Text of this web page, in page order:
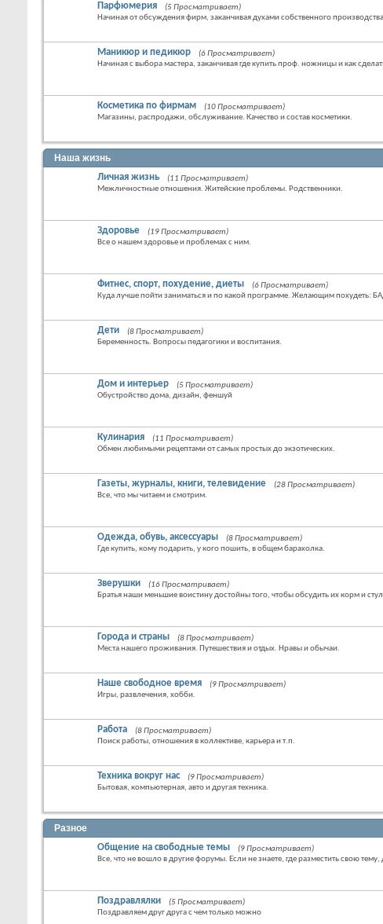
Парфюмерия
(5 Просматривает)
Начиная от обсуждения фирм, заканчивая духами собственного
Маникюр и педикюр
(6 Просматривает)
Начиная с выбора мастера, заканчивая где купить проф. ножницы и как
Косметика по фирмам
(10 Просматривает)
Магазины, распродажи, обслуживание. Качество и состав косметики.
Наша жизнь
Личная жизнь
(11 Просматривает)
Межличностные отношения. Житейские проблемы. Родственники.
Здоровье
(19 Просматривает)
Все о нашем здоровье и проблемах с ним.
Фитнес, спорт, похудение, диеты
(6 Просматривает)
Куда лучше пойти заниматься и по какой программе. Желающим похудеть:
Дети
(8 Просматривает)
Беременность. Вопросы педагогики и воспитания.
Дом и интерьер
(5 Просматривает)
Обустройство дома, дизайн, феншуй
Кулинария
(11 Просматривает)
Обмен любимыми рецептами от самых простых до экзотических.
Газеты, журналы, книги, телевидение
(28 Просматривает)
Все, что мы читаем и смотрим.
Одежда, обувь, аксессуары
(8 Просматривает)
Где купить, кому подарить, у кого пошить, в общем барахолка.
Зверушки
(16 Просматривает)
Братья наши меньшие воистину достойны того, чтобы обсудить их корм и
Города и страны
(8 Просматривает)
Места нашего проживания. Путешествия и отдых. Нравы и обычаи.
Наше свободное время
(9 Просматривает)
Игры, развлечения, хобби.
Работа
(8 Просматривает)
Поиск работы, отношения в коллективе, карьера и т.п.
Техника вокруг нас
(9 Просматривает)
Бытовая, компьютерная, авто и другая техника.
Разное
Общение на свободные темы
(9 Просматривает)
Все, что не вошло в другие форумы. Если не знаете, где разместить свою тему,
Поздравлялки
(5 Просматривает)
Поздравляем друг друга с чем только можно